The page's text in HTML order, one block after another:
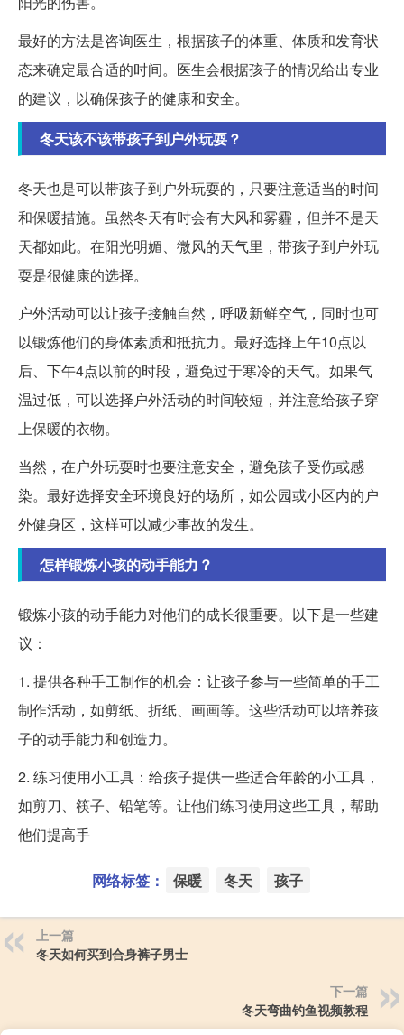
最好的方法是咨询医生，根据孩子的体重、体质和发育状
态来确定最合适的时间。医生会根据孩子的情况给出专业
的建议，以确保孩子的健康和安全。
冬天该不该带孩子到户外玩耍？
冬天也是可以带孩子到户外玩耍的，只要注意适当的时间
和保暖措施。虽然冬天有时会有大风和雾霾，但并不是天
天都如此。在阳光明媚、微风的天气里，带孩子到户外玩
耍是很健康的选择。
户外活动可以让孩子接触自然，呼吸新鲜空气，同时也可
以锻炼他们的身体素质和抵抗力。最好选择上午10点以
后、下午4点以前的时段，避免过于寒冷的天气。如果气
温过低，可以选择户外活动的时间较短，并注意给孩子穿
上保暖的衣物。
当然，在户外玩耍时也要注意安全，避免孩子受伤或感
染。最好选择安全环境良好的场所，如公园或小区内的户
外健身区，这样可以减少事故的发生。
怎样锻炼小孩的动手能力？
锻炼小孩的动手能力对他们的成长很重要。以下是一些建
议：
1. 提供各种手工制作的机会：让孩子参与一些简单的手工
制作活动，如剪纸、折纸、画画等。这些活动可以培养孩
子的动手能力和创造力。
2. 练习使用小工具：给孩子提供一些适合年龄的小工具，
如剪刀、筷子、铅笔等。让他们练习使用这些工具，帮助
他们提高手
网络标签： 保暖 冬天 孩子
上一篇
冬天如何买到合身裤子男士
下一篇
冬天弯曲钓鱼视频教程